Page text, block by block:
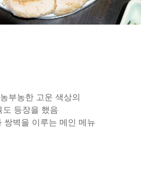
부농한 고운 색상의
도 등장을 했음
쌍벽을 이루는 메인 메뉴